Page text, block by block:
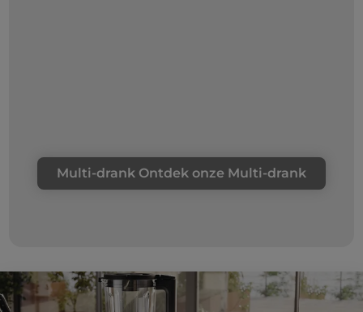
Multi-drank Ontdek onze Multi-drank